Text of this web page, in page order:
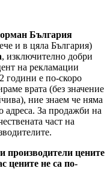
България
и в цяла България)
, изключително добри
на рекламации
години е по-скоро
врата (без значение
ние знаем че няма
адреса. За продажби на
част на
производители цените
цените не са по-